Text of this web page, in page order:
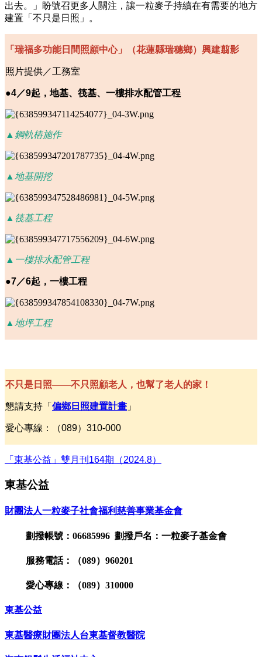
出去。」盼號召更多人關注，讓一粒麥子持續在有需要的地方
建置「不只是日照」。
「瑞福多功能日間照顧中心」（花蓮縣瑞穗鄉）興建翦影
照片提供／工務室
●4／9起，地基、筏基、一樓排水配管工程
▲鋼軌樁施作
▲地基開挖
▲筏基工程
▲一樓排水配管工程
●7／6起，一樓工程
▲地坪工程
不只是日照——不只照顧老人，也幫了老人的家！
懇請支持「 偏鄉日照建置計畫 」
愛心專線：（089）310-000
「東基公益」雙月刊164期（2024.8）
東基公益
財團法人一粒麥子社會福利慈善事業基金會
劃撥帳號：06685996 劃撥戶名：一粒麥子基金會
服務電話：（089）960201
愛心專線：（089）310000
東基公益
東基醫療財團法人台東基督教醫院